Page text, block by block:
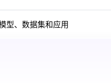
型、数据集和应用